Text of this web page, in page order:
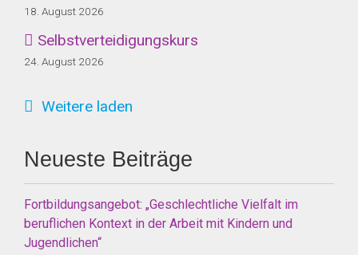
18. August 2026
Selbstverteidigungskurs
24. August 2026
Weitere laden
Neueste Beiträge
Fortbildungsangebot: „Geschlechtliche Vielfalt im
beruflichen Kontext in der Arbeit mit Kindern und
Jugendlichen“